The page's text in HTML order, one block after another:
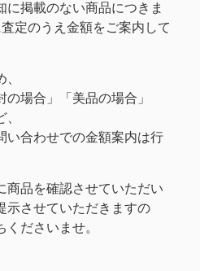
に掲載のない商品につきま
定のうえ金額をご案内して
の場合」「美品の場合」
い合わせでの金額案内は行
商品を確認させていただい
示させていただきますの
ださいませ。